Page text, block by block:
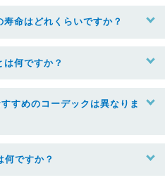
命はどれくらいですか？
何ですか？
すめのコーデックは異なりま
何ですか？